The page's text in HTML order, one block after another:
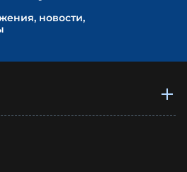
новости,